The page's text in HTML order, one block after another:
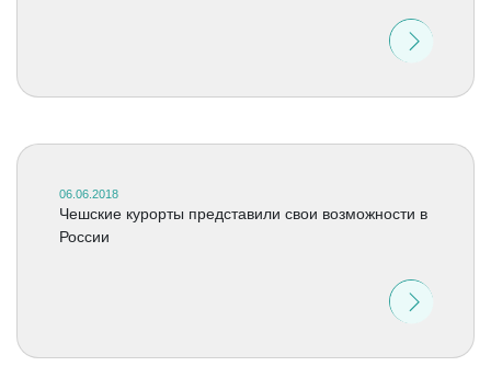
06.06.2018
Чешские курорты представили свои возможности в
России